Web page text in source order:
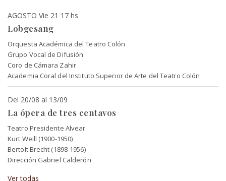
AGOSTO Vie 21 17 hs
Lobgesang
Orquesta Académica del Teatro Colón
Grupo Vocal de Difusión
Coro de Cámara Zahir
Academia Coral del Instituto Superior de Arte del Teatro Colón
Del 20/08 al 13/09
La ópera de tres centavos
Teatro Presidente Alvear
Kurt Weill (1900-1950)
Bertolt Brecht (1898-1956)
Dirección Gabriel Calderón
Ver todas